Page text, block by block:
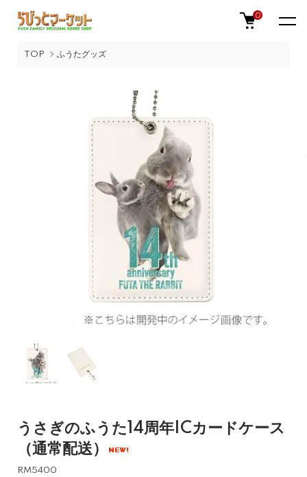
0
TOP ふうたグッズ
うさぎのふうた14周年ICカードケース
（通常配送）
RM5400